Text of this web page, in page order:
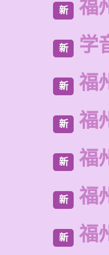
新 福
新 学
新 福
新 福
新 福
新 福
新 福